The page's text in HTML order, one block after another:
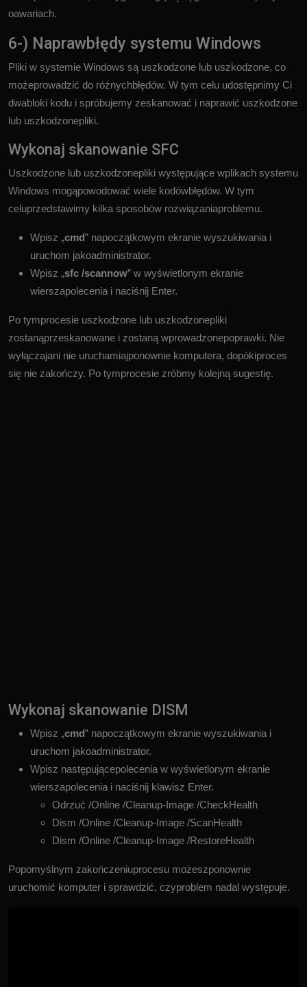
oawariach.
6-) Naprawbłędy systemu Windows
Pliki w systemie Windows są uszkodzone lub uszkodzone, co
możeprowadzić do różnychbłędów. W tym celu udostępnimy Ci
dwabloki kodu i spróbujemy zeskanować i naprawić uszkodzone
lub uszkodzonepliki.
Wykonaj skanowanie SFC
Uszkodzone lub uszkodzonepliki występujące wplikach systemu
Windows mogąpowodować wiele kodówbłędów. W tym
celuprzedstawimy kilka sposobów rozwiązaniaproblemu.
Wpisz „cmd” napoczątkowym ekranie wyszukiwania i
uruchom jakoadministrator.
Wpisz „sfc /scannow” w wyświetlonym ekranie
wierszapolecenia i naciśnij Enter.
Po tymprocesie uszkodzone lub uszkodzonepliki
zostanąprzeskanowane i zostaną wprowadzonepoprawki. Nie
wyłączajani nie uruchamiajponownie komputera, dopókiproces
się nie zakończy. Po tymprocesie zróbmy kolejną sugestię.
Wykonaj skanowanie DISM
Wpisz „cmd” napoczątkowym ekranie wyszukiwania i
uruchom jakoadministrator.
Wpisz następującepolecenia w wyświetlonym ekranie
wierszapolecenia i naciśnij klawisz Enter.
Odrzuć /Online /Cleanup-Image /CheckHealth
Dism /Online /Cleanup-Image /ScanHealth
Dism /Online /Cleanup-Image /RestoreHealth
Popomyślnym zakończeniuprocesu możeszponownie
uruchomić komputer i sprawdzić, czyproblem nadal występuje.